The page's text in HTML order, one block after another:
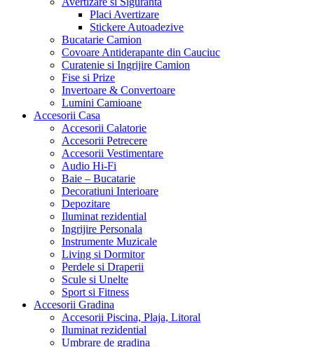
Placi Avertizare
Stickere Autoadezive
Bucatarie Camion
Covoare Antiderapante din Cauciuc
Curatenie si Ingrijire Camion
Fise si Prize
Invertoare & Convertoare
Lumini Camioane
Accesorii Casa
Accesorii Calatorie
Accesorii Petrecere
Accesorii Vestimentare
Audio Hi-Fi
Baie – Bucatarie
Decoratiuni Interioare
Depozitare
Iluminat rezidential
Ingrijire Personala
Instrumente Muzicale
Living si Dormitor
Perdele si Draperii
Scule si Unelte
Sport si Fitness
Accesorii Gradina
Accesorii Piscina, Plaja, Litoral
Iluminat rezidential
Umbrare de gradina